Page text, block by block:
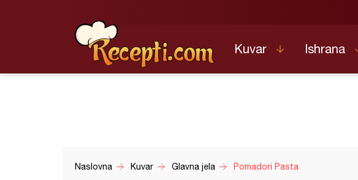
Kuvar Ishrana
Naslovna Kuvar Glavna jela Pomadori Pasta